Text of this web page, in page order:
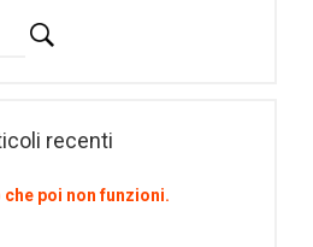
recenti
che poi non funzioni.